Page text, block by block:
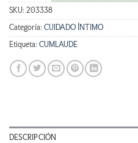
SKU: 203338
Categoría: CUIDADO ÍNTIMO
Etiqueta: CUMLAUDE
DESCRIPCIÓN